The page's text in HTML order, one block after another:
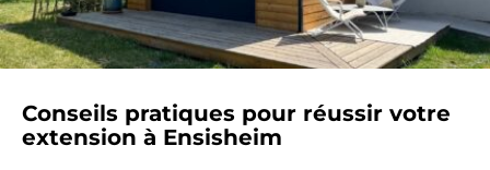
Conseils pratiques pour réussir votre
extension à Ensisheim